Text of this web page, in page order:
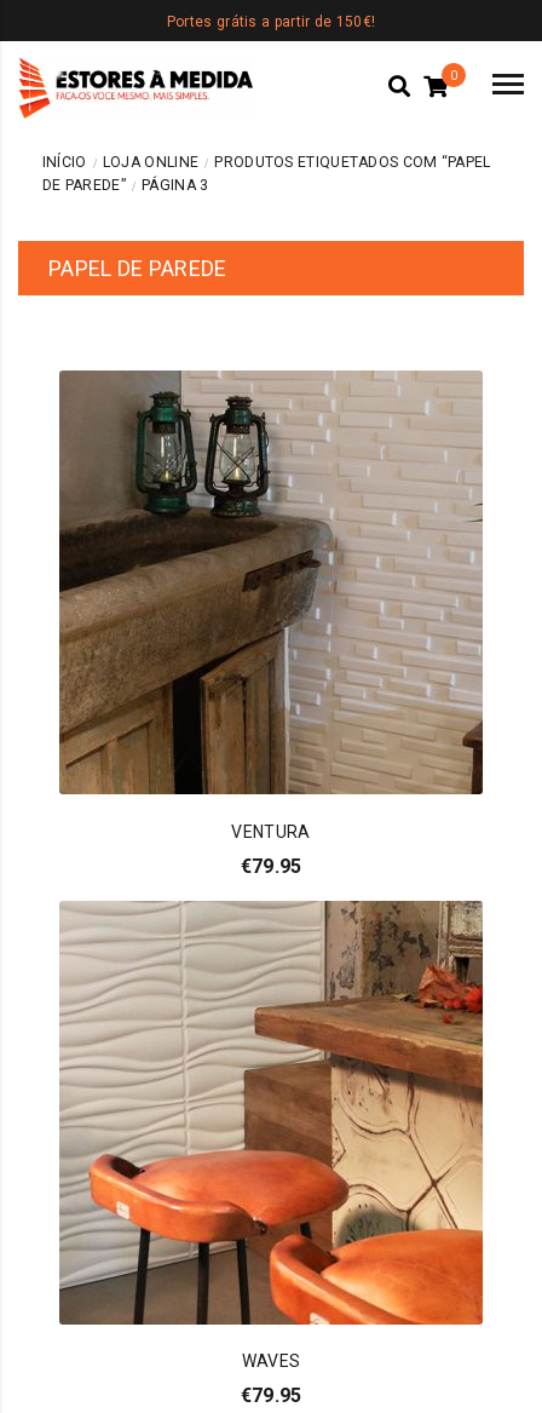
Portes grátis a partir de 150€!
0
INÍCIO LOJA ONLINE
PRODUTOS ETIQUETADOS COM “PAPEL
DE PAREDE”
PÁGINA 3
PAPEL DE PAREDE
VENTURA
€79.95
WAVES
€79.95